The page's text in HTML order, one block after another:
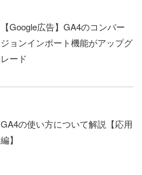
【Google広告】GA4のコンバー
ジョンインポート機能がアップグ
レード
GA4の使い方について解説【応用
編】